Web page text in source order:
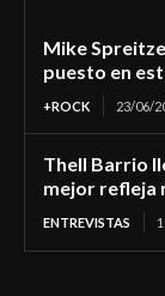
Mike
puesto en
+ROCK 23/06/
Thell Barrio
mejor refleja
ENTREVISTAS